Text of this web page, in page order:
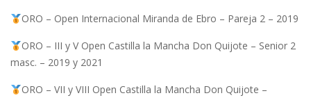
ORO – Open Internacional Miranda de Ebro – Pareja 2 – 2019
ORO – III y V Open Castilla la Mancha Don Quijote – Senior 2
masc. – 2019 y 2021
ORO – VII y VIII Open Castilla la Mancha Don Quijote –